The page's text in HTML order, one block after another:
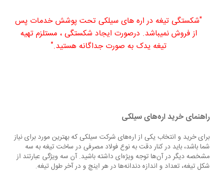
"شکستگی تیغه در اره های سیلکی تحت پوشش خدمات پس
از فروش نمیباشد. درصورت ایجاد شکستگی ، مستلزم تهیه
تیغه یدک به صورت جداگانه هستید."
راهنمای خرید اره‌های سیلکی
برای خرید و انتخاب یکی از اره‌های شرکت سیلکی که بهترین مورد برای نیاز
شما باشد، باید در کنار دقت به نوع فولاد مصرفی در ساخت تیغه به سه
مشخصه دیگر در آن‌ها توجه ویژه‌ای داشته باشید. آن سه ویژگی عبارتند از
شکل تیغه، تعداد و اندازه دندانه‌ها در هر اینچ و در آخر طول تیغه.